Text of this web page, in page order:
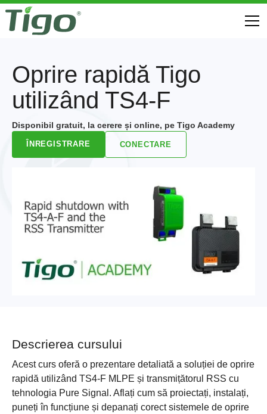
Oprire rapidă Tigo
utilizând TS4-F
Disponibil gratuit, la cerere și online, pe Tigo Academy
ÎNREGISTRARE CONECTARE
Descrierea cursului
Acest curs oferă o prezentare detaliată a soluției de oprire
rapidă utilizând TS4-F MLPE și transmițătorul RSS cu
tehnologia Pure Signal. Aflați cum să proiectați, instalați,
puneți în funcțiune și depanați corect sistemele de oprire